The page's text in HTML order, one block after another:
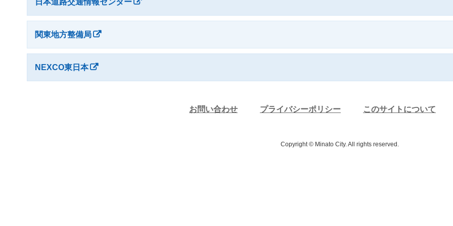
日本道路交通情報センター
関東地方整備局
NEXCO東日本
お問い合わせ プライバシーポリシー このサイトについて
Copyright © Minato City. All rights reserved.